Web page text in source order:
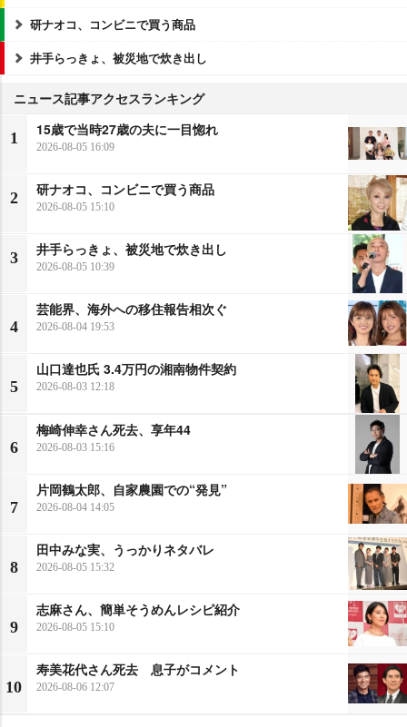
研ナオコ、コンビニで買う商品
井手らっきょ、被災地で炊き出し
ニュース記事アクセスランキング
1
15歳で当時27歳の夫に一目惚れ
2026-08-05 16:09
2
研ナオコ、コンビニで買う商品
2026-08-05 15:10
3
井手らっきょ、被災地で炊き出し
2026-08-05 10:39
4
芸能界、海外への移住報告相次ぐ
2026-08-04 19:53
5
山口達也氏 3.4万円の湘南物件契約
2026-08-03 12:18
6
梅崎伸幸さん死去、享年44
2026-08-03 15:16
7
片岡鶴太郎、自家農園での“発見”
2026-08-04 14:05
8
田中みな実、うっかりネタバレ
2026-08-05 15:32
9
志麻さん、簡単そうめんレシピ紹介
2026-08-05 15:10
10
寿美花代さん死去 息子がコメント
2026-08-06 12:07